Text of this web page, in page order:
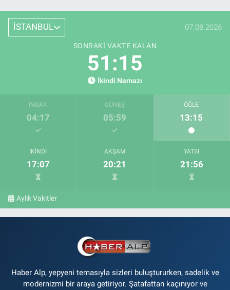
İSTANBUL 07.08.2026
SONRAKI VAKTE KALAN
51:15
İkindi Namazı
İMSAK
04:17
GÜNEŞ
05:59
ÖĞLE
13:15
İKINDI
17:07
AKŞAM
20:21
YATSI
21:56
Aylık Vakitler
Haber Alp, yepyeni temasıyla sizleri buluştururken, sadelik ve
modernizmi bir araya getiriyor. Şatafattan kaçınıyor ve